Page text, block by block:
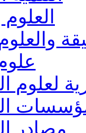
لعلوم
مصادر